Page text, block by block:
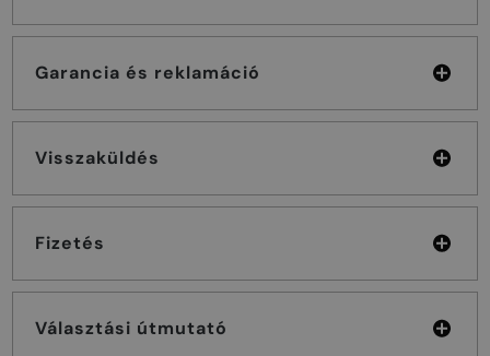
Garancia és reklamáció
Visszaküldés
Fizetés
Választási útmutató